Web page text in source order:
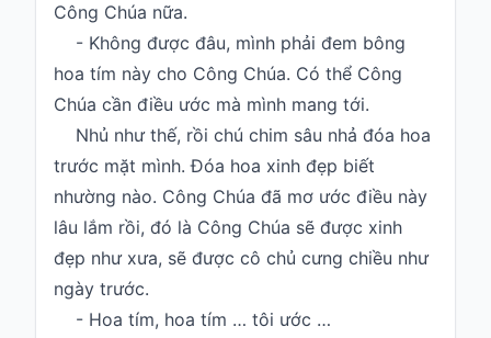
Công Chúa nữa.
- Không được đâu, mình phải đem bông
hoa tím này cho Công Chúa. Có thể Công
Chúa cần điều ước mà mình mang tới.
Nhủ như thế, rồi chú chim sâu nhả đóa hoa
trước mặt mình. Đóa hoa xinh đẹp biết
nhường nào. Công Chúa đã mơ ước điều này
lâu lắm rồi, đó là Công Chúa sẽ được xinh
đẹp như xưa, sẽ được cô chủ cưng chiều như
ngày trước.
- Hoa tím, hoa tím … tôi ước …